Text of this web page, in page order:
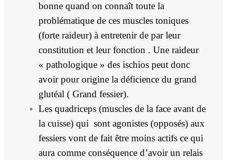
bonne quand on connaît toute la
problématique de ces muscles toniques
(forte raideur) à entretenir de par leur
constitution et leur fonction . Une raideur
« pathologique » des ischios peut donc
avoir pour origine la déficience du grand
glutéal ( Grand fessier).
Les quadriceps (muscles de la face avant de
la cuisse) qui sont agonistes (opposés) aux
fessiers vont de fait être moins actifs ce qui
aura comme conséquence d’avoir un relais